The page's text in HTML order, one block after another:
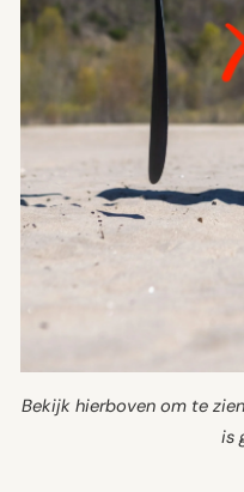
Bekijk hierboven om te
is